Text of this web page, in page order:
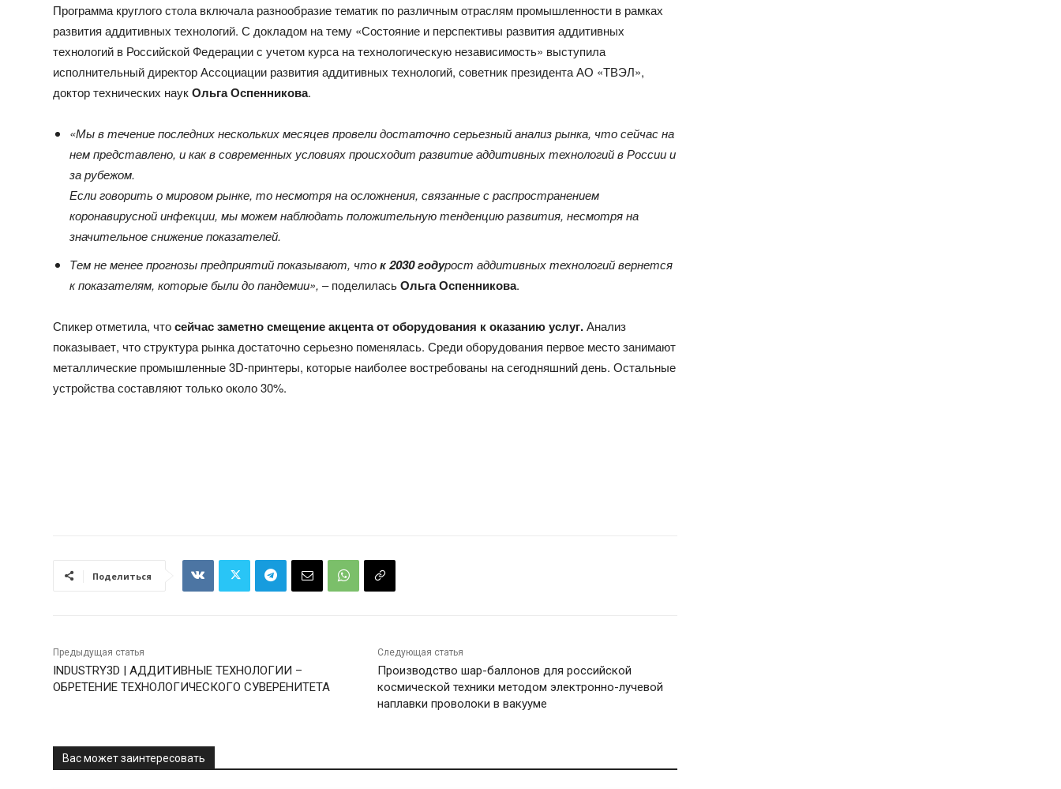
Программа круглого стола включала разнообразие тематик по различным отраслям промышленности в рамках
развития аддитивных технологий. С докладом на тему «Состояние и перспективы развития аддитивных
технологий в Российской Федерации с учетом курса на технологическую независимость» выступила
исполнительный директор Ассоциации развития аддитивных технологий, советник президента АО «ТВЭЛ»,
доктор технических наукОльга Оспенникова.
«Мы в течение последних нескольких месяцев провели достаточно серьезный анализ рынка, что сейчас на
нем представлено, и как в современных условиях происходит развитие аддитивных технологий в России и
за рубежом.
Если говорить о мировом рынке, то несмотря на осложнения, связанные с распространением
коронавирусной инфекции, мы можем наблюдать положительную тенденцию развития, несмотря на
значительное снижение показателей.
Тем не менее прогнозы предприятий показывают, чток 2030 годурост аддитивных технологий вернется
к показателям, которые были до пандемии», – поделиласьОльга Оспенникова.
Спикер отметила, чтосейчас заметно смещение акцента от оборудования к оказанию услуг.Анализ
показывает, что структура рынка достаточно серьезно поменялась. Среди оборудования первое место занимают
металлические промышленные 3D-принтеры, которые наиболее востребованы на сегодняшний день. Остальные
устройства составляют только около 30%.
Поделиться
Предыдущая статья
INDUSTRY3D | АДДИТИВНЫЕ ТЕХНОЛОГИИ –
ОБРЕТЕНИЕ ТЕХНОЛОГИЧЕСКОГО СУВЕРЕНИТЕТА
Следующая статья
Производство шар-баллонов для российской
космической техники методом электронно-лучевой
наплавки проволоки в вакууме
Вас может заинтересовать